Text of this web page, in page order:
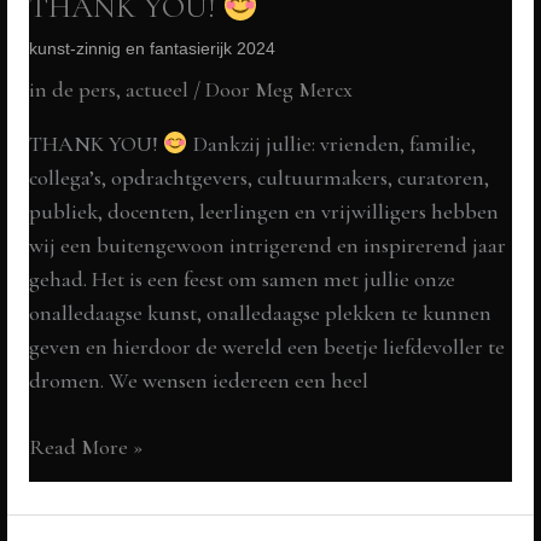
kunst-zinnig en fantasierijk 2024
in de pers, actueel / Door Meg Mercx
THANK YOU!
Dankzij jullie: vrienden, familie,
collega’s, opdrachtgevers, cultuurmakers, curatoren,
publiek, docenten, leerlingen en vrijwilligers hebben
wij een buitengewoon intrigerend en inspirerend jaar
gehad. Het is een feest om samen met jullie onze
onalledaagse kunst, onalledaagse plekken te kunnen
geven en hierdoor de wereld een beetje liefdevoller te
dromen. We wensen iedereen een heel
THANK
YOU!
Read More »